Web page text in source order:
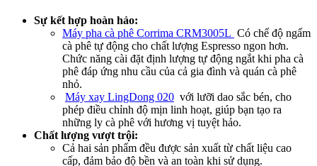
Sự kết hợp hoàn hảo:
Máy pha cà phê Corrima CRM3005L Có chế độ ngấm
cà phê tự động cho chất lượng Espresso ngon hơn.
Chức năng cài đặt định lượng tự động ngắt khi pha cà
phê đáp ứng nhu cầu của cả gia đình và quán cà phê
nhỏ.
Máy xay LingDong 020 với lưỡi dao sắc bén, cho
phép điều chỉnh độ mịn linh hoạt, giúp bạn tạo ra
những ly cà phê với hương vị tuyệt hảo.
Chất lượng vượt trội:
Cả hai sản phẩm đều được sản xuất từ chất liệu cao
cấp, đảm bảo độ bền và an toàn khi sử dụng.